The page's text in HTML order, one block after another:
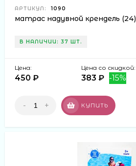
АРТИКУЛ: 1090
матрас надувной крендель (24)
В НАЛИЧИИ: 37 ШТ.
Цена:
450 ₽
Цена со скидкой:
383 ₽ -15%
- + КУПИТЬ